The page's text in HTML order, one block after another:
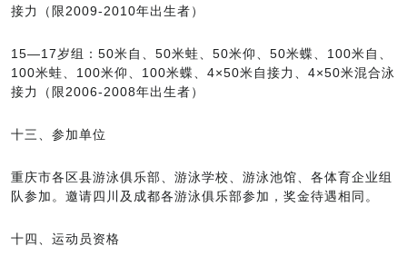
接力（限2009-2010年出生者）
15—17岁组：50米自、50米蛙、50米仰、50米蝶、100米自、
100米蛙、100米仰、100米蝶、4×50米自接力、4×50米混合泳
接力（限2006-2008年出生者）
十三、参加单位
重庆市各区县游泳俱乐部、游泳学校、游泳池馆、各体育企业组
队参加。邀请四川及成都各游泳俱乐部参加，奖金待遇相同。
十四、运动员资格